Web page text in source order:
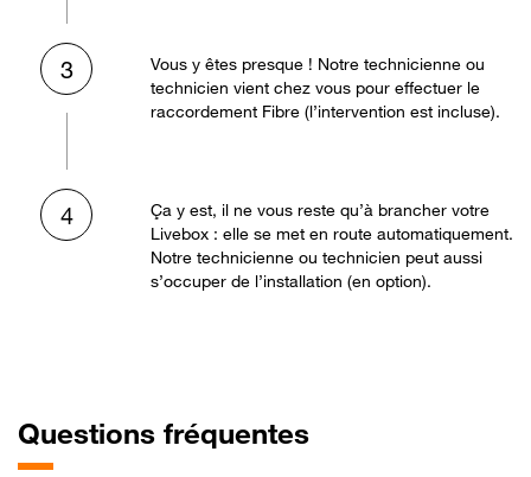
3
Vous y êtes presque ! Notre technicienne ou
technicien vient chez vous pour effectuer le
raccordement Fibre (l’intervention est incluse).
4
Ça y est, il ne vous reste qu’à brancher votre
Livebox : elle se met en route automatiquement.
Notre technicienne ou technicien peut aussi
s’occuper de l’installation (en option).
Questions fréquentes